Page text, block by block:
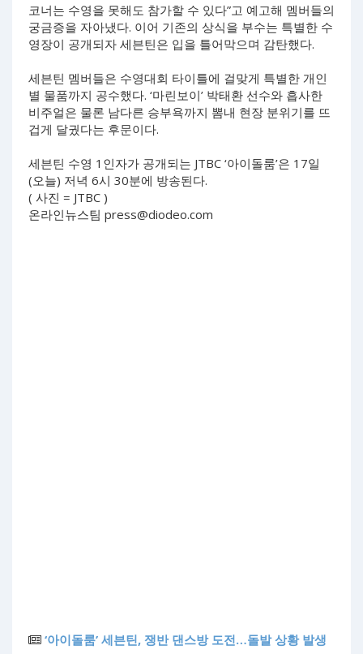
코너는 수영을 못해도 참가할 수 있다”고 예고해 멤버들의
궁금증을 자아냈다. 이어 기존의 상식을 부수는 특별한 수
영장이 공개되자 세븐틴은 입을 틀어막으며 감탄했다.
세븐틴 멤버들은 수영대회 타이틀에 걸맞게 특별한 개인
별 물품까지 공수했다. ‘마린보이’ 박태환 선수와 흡사한
비주얼은 물론 남다른 승부욕까지 뽐내 현장 분위기를 뜨
겁게 달궜다는 후문이다.
세븐틴 수영 1인자가 공개되는 JTBC ‘아이돌룸’은 17일
(오늘) 저녁 6시 30분에 방송된다.
( 사진 = JTBC )
온라인뉴스팀 press@diodeo.com
‘아이돌룸’ 세븐틴, 쟁반 댄스방 도전…돌발 상황 발생